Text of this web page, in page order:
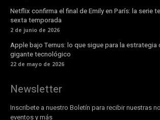
Netflix confirma el final de Emily en París: la serie
sexta temporada
2 de junio de 2026
Apple bajo Ternus: lo que sigue para la estrategia
gigante tecnológico
22 de mayo de 2026
Newsletter
Inscribete a nuestro Boletín para recibir nuestras
eventos y más